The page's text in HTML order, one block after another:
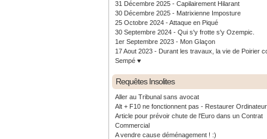
31 Décembre 2025 - Capilairement Hilarant
30 Décembre 2025 - Matrixienne Imposture
25 Octobre 2024 - Attaque en Piqué
30 Septembre 2024 - Qui s'y frotte s'y Ozempic.
1er Septembre 2023 - Mon Glaçon
17 Aout 2023 - Durant les travaux, la vie de Poirier
Sempé ♥️
Requêtes Insolites
Aller au Tribunal sans avocat
Alt + F10 ne fonctionnent pas - Restaurer
Article pour prévoir chute de l'Euro dans un Contrat
Commercial
A vendre cause déménagement ! :)